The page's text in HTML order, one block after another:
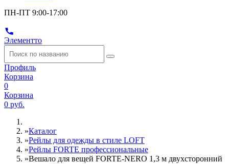
ПН-ПТ 9:00-17:00
Элементто
Профиль
Корзина
0
Корзина
0 руб.
»Каталог
»Рейлы для одежды в стиле LOFT
»Рейлы FORTE профессиональные
»Вешало для вещей FORTE-NERO 1,3 м двухсторонний